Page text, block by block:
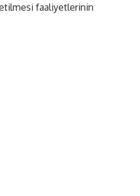
faaliyetlerinin